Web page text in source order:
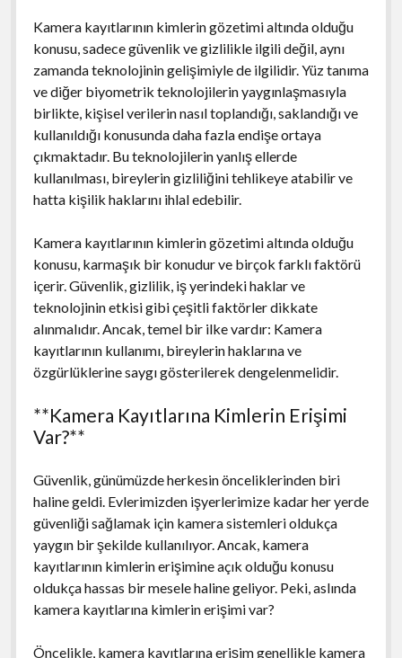
Kamera kayıtlarının kimlerin gözetimi altında olduğu
konusu, sadece güvenlik ve gizlilikle ilgili değil, aynı
zamanda teknolojinin gelişimiyle de ilgilidir. Yüz tanıma
ve diğer biyometrik teknolojilerin yaygınlaşmasıyla
birlikte, kişisel verilerin nasıl toplandığı, saklandığı ve
kullanıldığı konusunda daha fazla endişe ortaya
çıkmaktadır. Bu teknolojilerin yanlış ellerde
kullanılması, bireylerin gizliliğini tehlikeye atabilir ve
hatta kişilik haklarını ihlal edebilir.
Kamera kayıtlarının kimlerin gözetimi altında olduğu
konusu, karmaşık bir konudur ve birçok farklı faktörü
içerir. Güvenlik, gizlilik, iş yerindeki haklar ve
teknolojinin etkisi gibi çeşitli faktörler dikkate
alınmalıdır. Ancak, temel bir ilke vardır: Kamera
kayıtlarının kullanımı, bireylerin haklarına ve
özgürlüklerine saygı gösterilerek dengelenmelidir.
**Kamera Kayıtlarına Kimlerin Erişimi
Var?**
Güvenlik, günümüzde herkesin önceliklerinden biri
haline geldi. Evlerimizden işyerlerimize kadar her yerde
güvenliği sağlamak için kamera sistemleri oldukça
yaygın bir şekilde kullanılıyor. Ancak, kamera
kayıtlarının kimlerin erişimine açık olduğu konusu
oldukça hassas bir mesele haline geliyor. Peki, aslında
kamera kayıtlarına kimlerin erişimi var?
Öncelikle, kamera kayıtlarına erişim genellikle kamera